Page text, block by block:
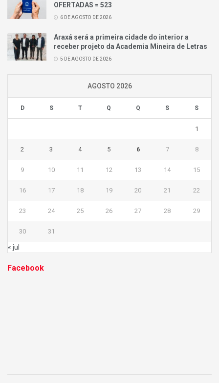
OFERTADAS = 523
6 DE AGOSTO DE 2026
Araxá será a primeira cidade do interior a
receber projeto da Academia Mineira de Letras
5 DE AGOSTO DE 2026
AGOSTO 2026
D S T Q Q S S
1
2 3 4 5 6 7 8
9 10 11 12 13 14 15
16 17 18 19 20 21 22
23 24 25 26 27 28 29
30 31
« jul
Facebook